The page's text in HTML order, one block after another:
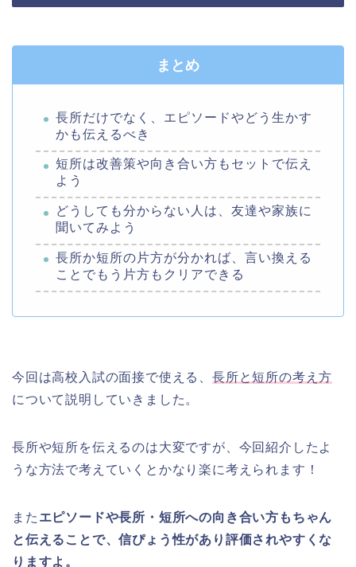
まとめ
長所だけでなく、エピソードやどう生かす
かも伝えるべき
短所は改善策や向き合い方もセットで伝え
よう
どうしても分からない人は、友達や家族に
聞いてみよう
長所か短所の片方が分かれば、言い換える
ことでもう片方もクリアできる
今回は高校入試の面接で使える、 長所と短所の考え方
について説明していきました。
長所や短所を伝えるのは大変ですが、今回紹介したよ
うな方法で考えていくとかなり楽に考えられます！
また エピソードや長所・短所への向き合い方もちゃん
と伝えることで、信ぴょう性があり評価されやすくな
りますよ。